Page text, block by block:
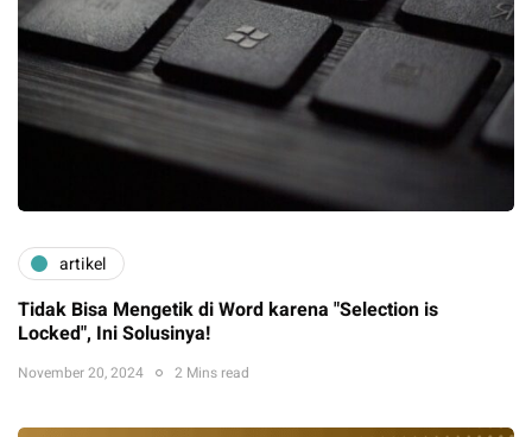
artikel
Tidak Bisa Mengetik di Word karena "Selection is
Locked", Ini Solusinya!
November 20, 2024 2 Mins read